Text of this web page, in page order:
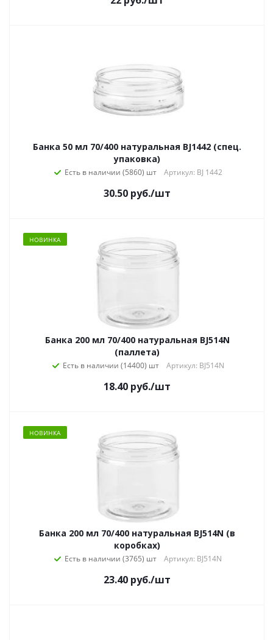
Банка 50 мл 70/400 натуральная BJ1442 (спец.
упаковка)
Есть в наличии (5860) Артикул: BJ 1442
30.50 руб./шт
НОВИНКА
Банка 200 мл 70/400 натуральная BJ514N
(паллета)
Есть в наличии (14400) Артикул: BJ514N
18.40 руб./шт
НОВИНКА
Банка 200 мл 70/400 натуральная BJ514N (в
коробках)
Есть в наличии (3765) Артикул: BJ514N
23.40 руб./шт